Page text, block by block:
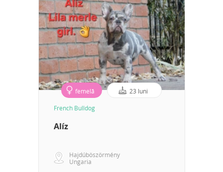
femelă 23 luni
French Bulldog
Alíz
Hajdúböszörmény
Ungaria